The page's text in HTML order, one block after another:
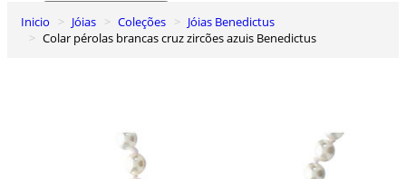
0
Carrinho de Compras
Inicio Jóias Coleções
Jóias Benedictus
Colar pérolas brancas cruz zircões azuis Benedictus